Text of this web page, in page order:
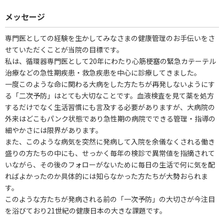
メッセージ
専門医としての経験を生かしてみなさまの健康管理のお手伝いをさ
せていただくことが当院の目標です。
私は、循環器専門医として20年にわたり心筋梗塞の緊急カテーテル
治療などの急性期疾患・救急疾患を中心に診療してきました。
一度このような命に関わる大病をした方たちが再発しないようにす
る「二次予防」はとても大切なことです。血液検査を見て薬を処方
するだけでなく生活習慣にも言及する必要がありますが、大病院の
外来はどこもパンク状態であり急性期の病院でできる管理・指導の
細やかさには限界があります。
また、このような病気を突然に発病して入院を余儀なくされる働き
盛りの方たちの中にも、せっかく毎年の検診で異常値を指摘されて
いながら、その後のフォローがないために毎日の生活で何に気を配
ればよかったのか具体的には知らなかった方たちが大勢おられま
す。
このような方たちが発病される前の「一次予防」の大切さが今注目
を浴びており21世紀の健康日本の大きな課題です。